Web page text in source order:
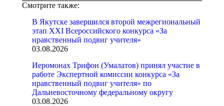
Смотрите также:
В Якутске завершился второй межрегиональный
этап XXI Всероссийского конкурса «За
нравственный подвиг учителя»
03.08.2026
Иеромонах Трифон (Умалатов) принял участие в
работе Экспертной комиссии конкурса «За
нравственный подвиг учителя» по
Дальневосточному федеральному округу
03.08.2026